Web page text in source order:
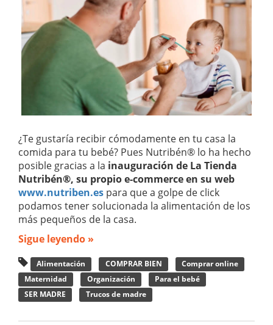
¿Te gustaría recibir cómodamente en tu casa la
comida para tu bebé? Pues Nutribén® lo ha hecho
posible gracias a la inauguración de La Tienda
Nutribén®, su propio e-commerce en su web
www.nutriben.es para que a golpe de click
podamos tener solucionada la alimentación de los
más pequeños de la casa.
Sigue leyendo »
Alimentación COMPRAR BIEN
Comprar online
Maternidad
Organización
Para el bebé
SER MADRE
Trucos de madre